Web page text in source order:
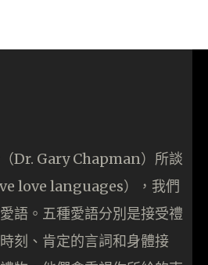
Dr. Gary Chapman）所談
love languages），我們
語。五種愛語分別是接受禮
刻、肯定的言詞和身體接